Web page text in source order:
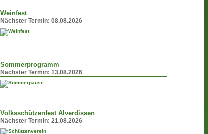
Weinfest
Nächster Termin: 08.08.2026
Sommerprogramm
Nächster Termin: 13.08.2026
Volksschützenfest Alverdissen
Nächster Termin: 21.08.2026